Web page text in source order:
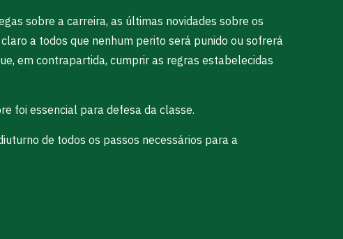
sobre a carreira, as últimas novidades sobre os
a todos que nenhum perito será punido ou sofrerá
em contrapartida, cumprir as regras estabelecidas
foi essencial para defesa da classe.
de todos os passos necessários para a